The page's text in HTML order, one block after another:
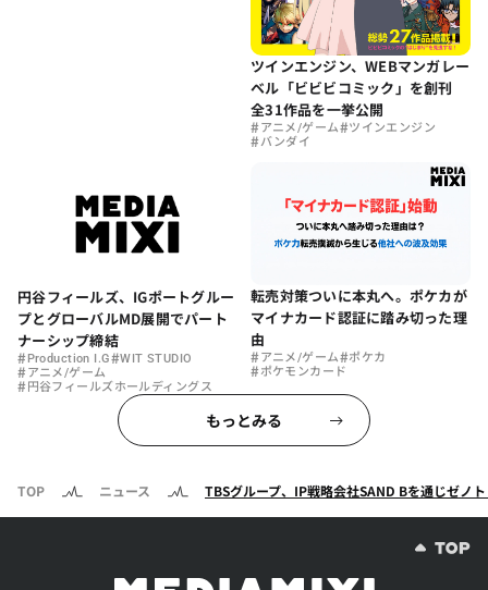
ツインエンジン、WEBマンガレー
ベル「ビビビコミック」を創刊
全31作品を一挙公開
#アニメ/ゲーム#ツインエンジン
#バンダイ
円谷フィールズ、IGポートグルー
プとグローバルMD展開でパート
ナーシップ締結
#Production I.G#WIT STUDIO
#アニメ/ゲーム
#円谷フィールズホールディングス
転売対策ついに本丸へ。ポケカが
マイナカード認証に踏み切った理
由
#アニメ/ゲーム#ポケカ
#ポケモンカード
もっとみる
TOP ニュース TBSグループ、IP戦略会社SAND Bを通じゼノ